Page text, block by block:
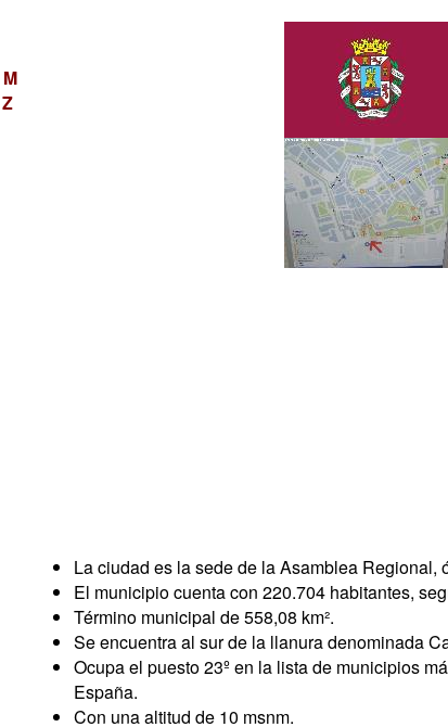
M
Z
La ciudad es la sede de la Asamblea
El municipio cuenta con 220.704 habitantes,
Término municipal de 558,08 km².
Se encuentra al sur de la llanura denominada
Ocupa el puesto 23º en la lista de municipios
España.
Con una altitud de 10 msnm.